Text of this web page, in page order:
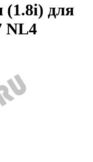
(1.8i) для
NL4